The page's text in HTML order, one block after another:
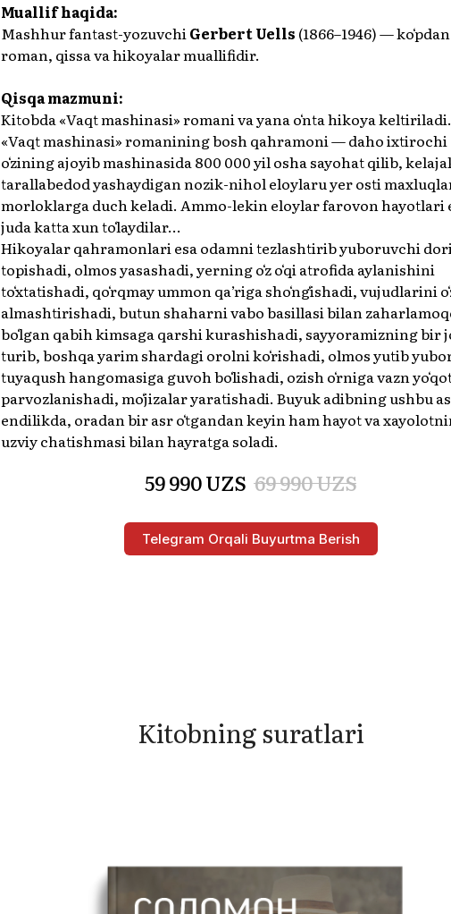
Muallif haqida:
Mashhur fantast-yozuvchiGerbert Uells (1866–1946) — koʻpdan
roman, qissa va hikoyalar muallifidir.
Qisqa mazmuni:
Kitobda «Vaqt mashinasi» romani va yana oʻnta hikoya keltiriladi.
«Vaqt mashinasi» romanining bosh qahramoni — daho ixtirochi
oʻzining ajoyib mashinasida 800 000 yil osha sayohat qilib,
tarallabedod yashaydigan nozik-nihol eloylaru yer osti
morloklarga duch keladi. Ammo-lekin eloylar farovon hayotlari
juda katta xun toʻlaydilar...
Hikoyalar qahramonlari esa odamni tezlashtirib yuboruvchi dori
topishadi, olmos yasashadi, yerning oʻz oʻqi atrofida aylanishini
toʻxtatishadi, qoʻrqmay ummon qaʼriga shoʻngʻishadi, vujudlarini
almashtirishadi, butun shaharni vabo basillasi bilan
boʻlgan qabih kimsaga qarshi kurashishadi, sayyoramizning bir
turib, boshqa yarim shardagi orolni koʻrishadi, olmos yutib
tuyaqush hangomasiga guvoh boʻlishadi, ozish oʻrniga vazn
parvozlanishadi, moʻjizalar yaratishadi. Buyuk adibning ushbu
endilikda, oradan bir asr oʻtgandan keyin ham hayot va
uzviy chatishmasi bilan hayratga soladi.
59 990UZS 69 990UZS
Telegram Orqali Buyurtma Berish
Kitobning suratlari